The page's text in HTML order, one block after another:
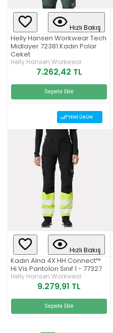
Hızlı Bakış
Helly Hansen Workwear Tech
Midlayer 72381 Kadın Polar
Ceket
Helly Hansen Workwear
7.262,42 TL
Sepete Ekle
YENI ÜRÜN
Hızlı Bakış
Kadın Alna 4X HH Connect™
Hi Vis Pantolon Sınıf 1 - 77327
Helly Hansen Workwear
9.279,91 TL
Sepete Ekle